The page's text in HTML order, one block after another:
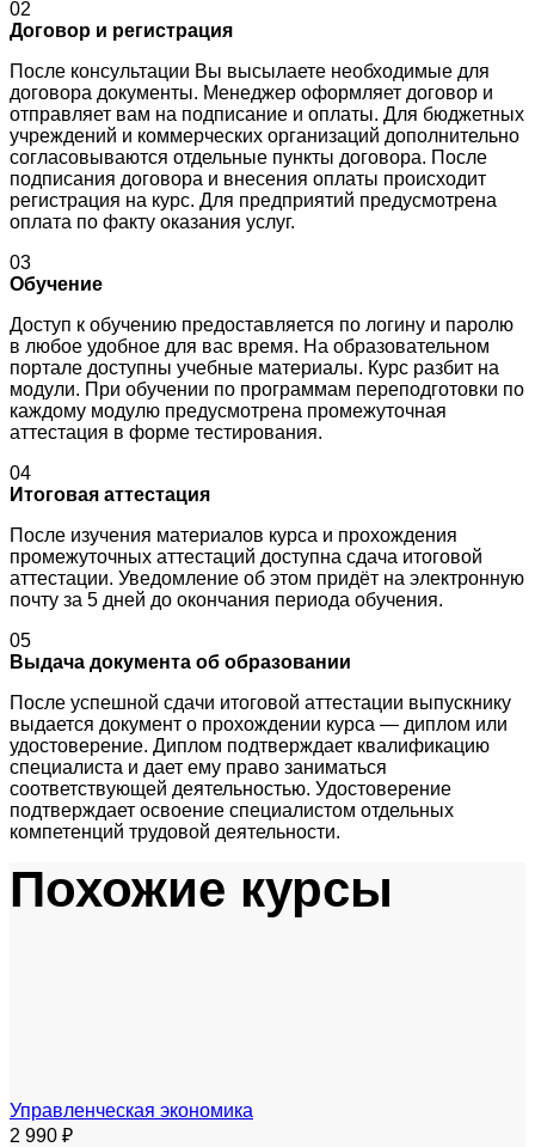
02
Договор и регистрация
После консультации Вы высылаете необходимые для
договора документы. Менеджер оформляет договор и
отправляет вам на подписание и оплаты. Для бюджетных
учреждений и коммерческих организаций дополнительно
согласовываются отдельные пункты договора. После
подписания договора и внесения оплаты происходит
регистрация на курс. Для предприятий предусмотрена
оплата по факту оказания услуг.
03
Обучение
Доступ к обучению предоставляется по логину и паролю
в любое удобное для вас время. На образовательном
портале доступны учебные материалы. Курс разбит на
модули. При обучении по программам переподготовки по
каждому модулю предусмотрена промежуточная
аттестация в форме тестирования.
04
Итоговая аттестация
После изучения материалов курса и прохождения
промежуточных аттестаций доступна сдача итоговой
аттестации. Уведомление об этом придёт на электронную
почту за 5 дней до окончания периода обучения.
05
Выдача документа об образовании
После успешной сдачи итоговой аттестации выпускнику
выдается документ о прохождении курса — диплом или
удостоверение. Диплом подтверждает квалификацию
специалиста и дает ему право заниматься
соответствующей деятельностью. Удостоверение
подтверждает освоение специалистом отдельных
компетенций трудовой деятельности.
Похожие курсы
Управленческая экономика
2 990 ₽